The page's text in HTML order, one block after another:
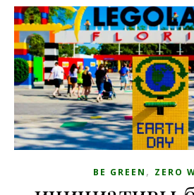
BE GREEN , ZERO